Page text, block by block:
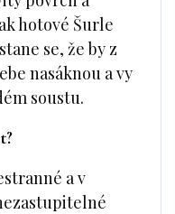
hotové Šurle
se, že by z
nasáknou a vy
soustu.
a v